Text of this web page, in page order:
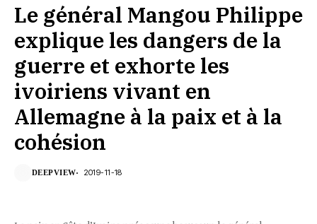
Le général Mangou Philippe
explique les dangers de la
guerre et exhorte les
ivoiriens vivant en
Allemagne à la paix et à la
cohésion
DEEPVIEW 2019-11-18